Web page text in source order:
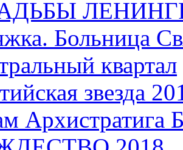
Больница
квартал
звезда